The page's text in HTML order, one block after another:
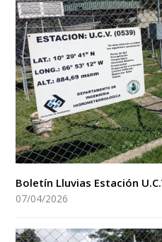
Boletín Lluvias Estación
07/04/2026